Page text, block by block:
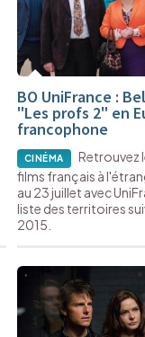
BO UniFrance :
"Les profs 2" en
francophone
CINÉMA
Retrouvez
films français à
au 23 juillet avec
liste des territoires
2015.